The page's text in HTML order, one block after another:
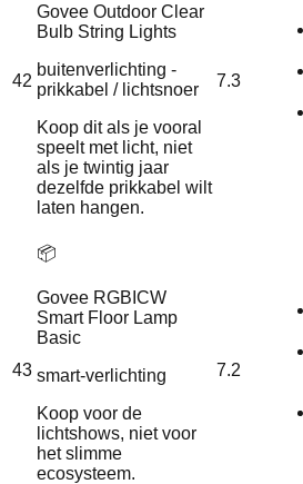
42
Govee Outdoor Clear
Bulb String Lights
buitenverlichting -
prikkabel / lichtsnoer
Koop dit als je vooral
speelt met licht, niet
als je twintig jaar
dezelfde prikkabel wilt
laten hangen.
7.3
43
📦
Govee RGBICW
Smart Floor Lamp
Basic
smart-verlichting
Koop voor de
lichtshows, niet voor
het slimme
ecosysteem.
7.2